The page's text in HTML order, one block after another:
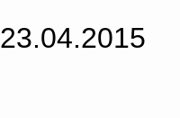
23.04.2015